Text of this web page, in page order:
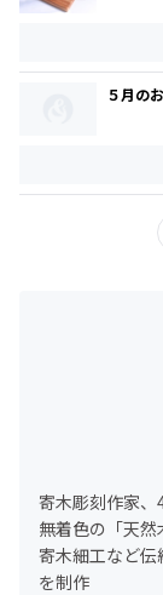
５月の
寄木彫刻作家
無着色の「天
寄木細工など伝
を制作